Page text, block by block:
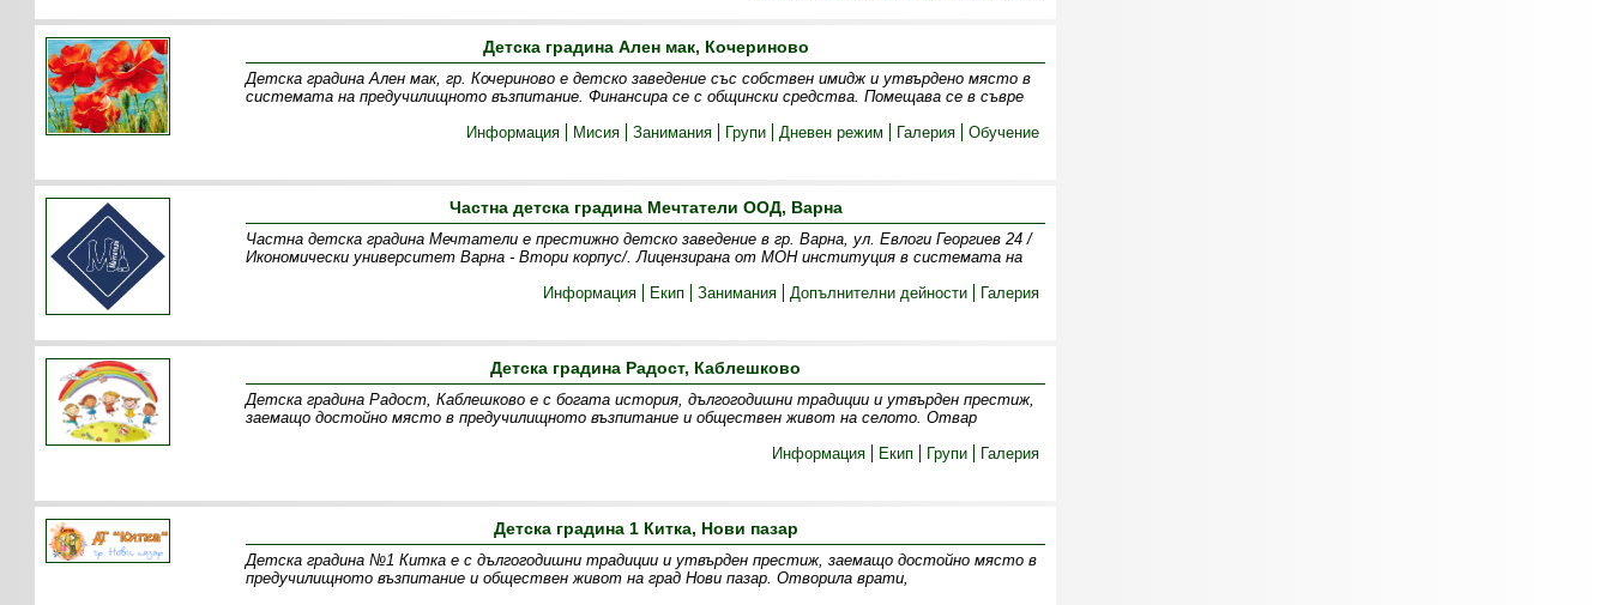
Детска градина Ален мак, Кочериново
Детска градина Ален мак, гр. Кочериново е детско заведение със собствен имидж и утвърдено място в
системата на предучилищното възпитание. Финансира се с общински средства. Помещава се в съвре
Информация
Мисия Занимания Групи Дневен режим Галерия Обучение
Частна детска градина Мечтатели ООД, Варна
Частна детска градина Мечтатели е престижно детско заведение в гр. Варна, ул. Евлоги Георгиев 24 /
Икономически университет Варна - Втори корпус/. Лицензирана от МОН институция в системата на
Информация
Екип Занимания Допълнителни дейности Галерия
Детска градина Радост, Каблешково
Детска градина Радост, Каблешково е с богата история, дългогодишни традиции и утвърден престиж,
заемащо достойно място в предучилищното възпитание и обществен живот на селото. Отвар
Информация
Екип Групи Галерия
Детска градина 1 Китка, Нови пазар
Детска градина №1 Китка е с дългогодишни традиции и утвърден престиж, заемащо достойно място в
предучилищното възпитание и обществен живот на град Нови пазар. Отворила врати,